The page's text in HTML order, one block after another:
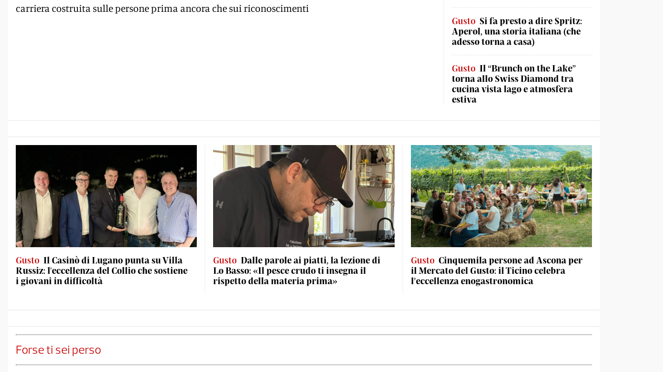
carriera costruita sulle persone prima ancora che sui riconoscimenti
Gusto Si fa presto a dire Spritz:
Aperol, una storia italiana (che
adesso torna a casa)
Gusto Il “Brunch on the Lake”
torna allo Swiss Diamond tra
cucina vista lago e atmosfera
estiva
Gusto Il Casinò di Lugano punta su Villa
Russiz: l'eccellenza del Collio che sostiene
i giovani in difficoltà
Gusto Dalle parole ai piatti, la lezione di
Lo Basso: «Il pesce crudo ti insegna il
rispetto della materia prima»
Gusto Cinquemila persone ad Ascona per
il Mercato del Gusto: il Ticino celebra
l’eccellenza enogastronomica
Forse ti sei perso